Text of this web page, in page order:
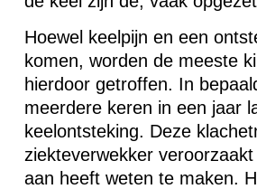
Hoewel keelpijn en een
komen, worden de meeste
hierdoor getroffen. In
meerdere keren in een jaar
keelontsteking. Deze
ziekteverwekker
aan heeft weten te maken.